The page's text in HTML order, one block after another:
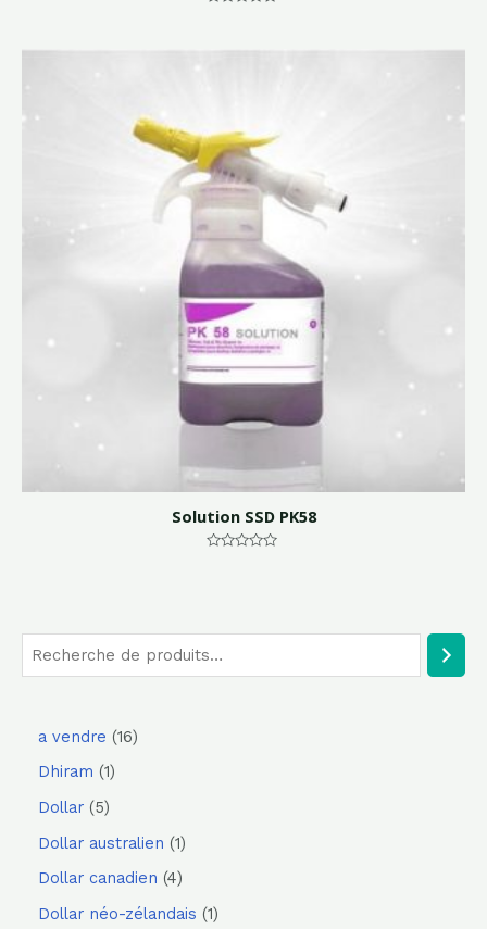
a vendre
16
Dhiram
1
Dollar
5
Dollar australien
1
Dollar canadien 4
Dollar néo-zélandais
1
Solution SSD PK58